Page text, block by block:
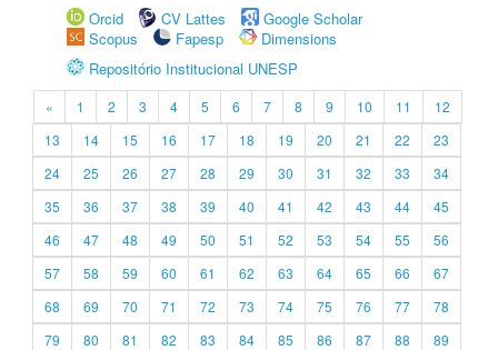
Orcid
CV Lattes
Google Scholar
Scopus
Fapesp
Dimensions
Repositório Institucional UNESP
« 1 2 3 4 5 6 7 8 9 10 11
12
13
14 15 16 17 18 19 20 21 22
23
24
25 26 27 28 29 30 31 32 33
34
35
36 37 38 39 40 41 42 43 44
45
46
47 48 49 50 51 52 53 54 55
56
57
58 59 60 61 62 63 64 65 66
67
68
69 70 71 72 73 74 75 76 77
78
79
80 81 82 83 84 85 86 87 88
89